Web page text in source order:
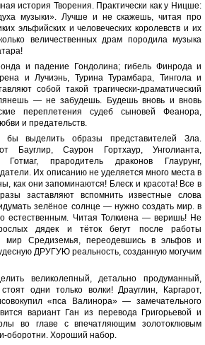
история Творения. Практически как у Ницше:
музыки». Лучше и не скажешь, читая про
эльфийских и человеческих королевств и их
величественных драм породила музыка
и падение Гондолина; гибель Финрода и
и Лучиэнь, Турина Турамбара, Тингола и
собой такой трагически-драматический
— не забудешь. Будешь вновь и вновь
переплетения судеб сыновей Феанора,
и предательств.
бы выделить образы представителей Зла.
Бауглир, Саурон Гортхаур, Унголианта,
Готмаг, прародитель драконов Глаурунг,
Их описанию не уделяется много места в
как они запоминаются! Блеск и красота! Все в
заставляют вспомнить известные слова
зелёное солнце — нужно создать мир. в
естественным. Читая Толкиена — веришь! Не
дядек и тёток бегут после работы
мир Средиземья, переодевшись в эльфов и
ДРУГУЮ реальность, созданную могучим
великолепный, детально продуманный,
одни только волки! Драуглин, Каргарот,
«пса Валинора» — замечательного
вариант Ган из перевода Григорьевой и
во главе с впечатляющим золотоклювым
оборотни. Хороший набор.